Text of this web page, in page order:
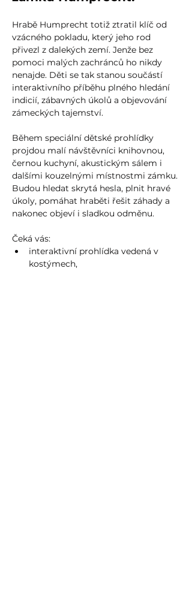
Hrabě Humprecht totiž ztratil klíč od
vzácného pokladu, který jeho rod
přivezl z dalekých zemí. Jenže bez
pomoci malých zachránců ho nikdy
nenajde. Děti se tak stanou součástí
interaktivního příběhu plného hledání
indicií, zábavných úkolů a objevování
zámeckých tajemství.
Během speciální dětské prohlídky
projdou malí návštěvníci knihovnou,
černou kuchyní, akustickým sálem i
dalšími kouzelnými místnostmi zámku.
Budou hledat skrytá hesla, plnit hravé
úkoly, pomáhat hraběti řešit záhady a
nakonec objeví i sladkou odměnu.
Čeká vás:
interaktivní prohlídka vedená v
kostýmech,